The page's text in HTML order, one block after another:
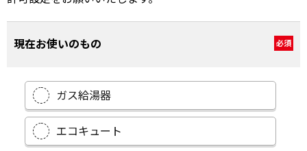
現在お使いのもの 必須
ガス給湯器
エコキュート